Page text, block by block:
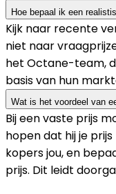
Hoe bepaal ik een
Kijk naar recente
niet naar
het Octane-team,
basis van hun
Wat is het voordeel van
Bij een vaste prijs
hopen dat hij je
kopers jou, en
prijs. Dit leidt